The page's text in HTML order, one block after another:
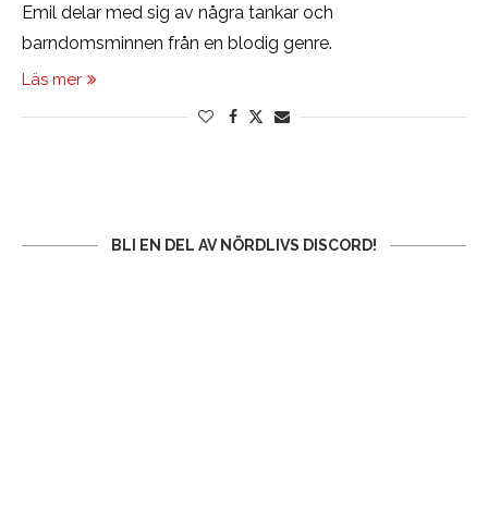
Emil delar med sig av några tankar och
barndomsminnen från en blodig genre.
Läs mer
BLI EN DEL AV NÖRDLIVS DISCORD!